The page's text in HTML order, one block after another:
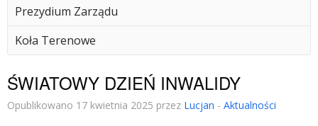
Prezydium Zarządu
Koła Terenowe
ŚWIATOWY DZIEŃ INWALIDY
Opublikowano 17 kwietnia 2025 przez Lucjan - Aktualności